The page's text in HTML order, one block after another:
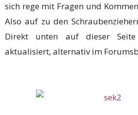
sich rege mit Fragen und
Also auf zu den
Direkt unten auf dieser
aktualisiert, alternativ im